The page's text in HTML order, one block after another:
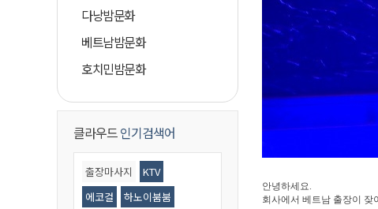
다낭밤문화
베트남밤문화
호치민밤문화
클라우드인기검색어
출장마사지
KTV
에코걸
하노이붐붐
안녕하세요.
회사에서 베트남 출장이 잦